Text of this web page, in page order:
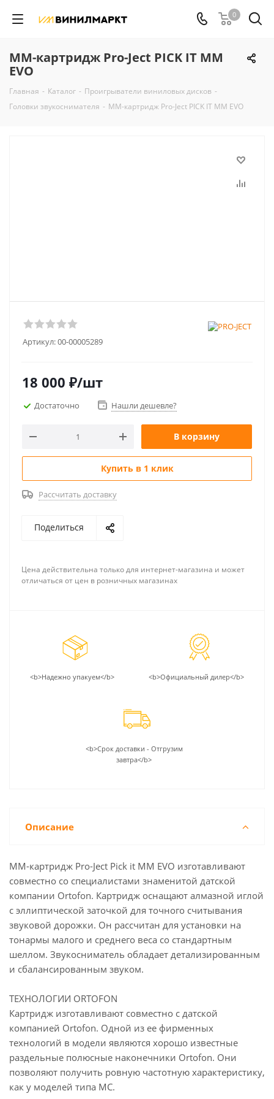
0
ММ-картридж Pro-Ject PICK IT MM
EVO
Главная - Каталог - Проигрыватели виниловых дисков -
Головки звукоснимателя - ММ-картридж Pro-Ject PICK IT MM EVO
Артикул:00-00005289
18 000 ₽/шт
Достаточно Нашли дешевле?
В корзину
Купить в 1 клик
Рассчитать доставку
Поделиться
Цена действительна только для интернет-магазина и может
отличаться от цен в розничных магазинах
<b>Надежно упакуем</b> <b>Официальный дилер</b>
<b>Срок доставки - Отгрузим
завтра</b>
Описание
MM-картридж Pro-Ject Pick it MM EVO изготавливают
совместно со специалистами знаменитой датской
компании Ortofon. Картридж оснащают алмазной иглой
с эллиптической заточкой для точного считывания
звуковой дорожки. Он рассчитан для установки на
тонармы малого и среднего веса со стандартным
шеллом. Звукосниматель обладает детализированным
и сбалансированным звуком.
ТЕХНОЛОГИИ ORTOFON
Картридж изготавливают совместно с датской
компанией Ortofon. Одной из ее фирменных
технологий в модели являются хорошо известные
раздельные полюсные наконечники Ortofon. Они
позволяют получить ровную частотную характеристику,
как у моделей типа MC.